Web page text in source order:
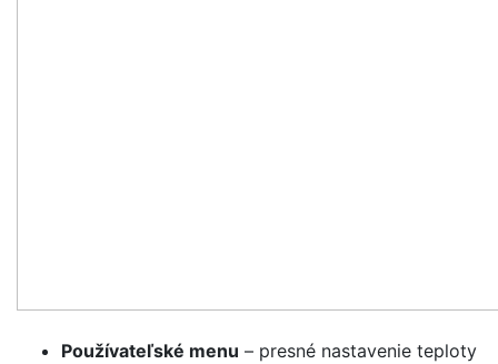
Používateľské menu – presné nastavenie teploty